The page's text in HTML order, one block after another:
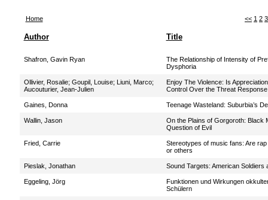
Home << 1 2 3
Author Title
Shafron, Gavin Ryan
The Relationship of Intensity of
Dysphoria
Ollivier, Rosalie; Goupil, Louise; Liuni, Marco;
Aucouturier, Jean-Julien
Enjoy The Violence: Is
Control Over the Threat
Gaines, Donna Teenage Wasteland: Suburbia’s
Wallin, Jason
On the Plains of Gorgoroth: Black
Question of Evil
Fried, Carrie
Stereotypes of music fans: Are
or others
Pieslak, Jonathan Sound Targets: American Soldiers
Eggeling, Jörg
Funktionen und Wirkungen
Schülern